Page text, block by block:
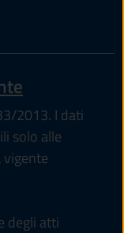
2013. I dati
solo alle
degli atti